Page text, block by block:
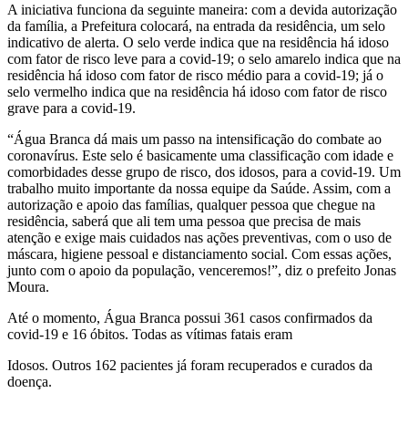
A iniciativa funciona da seguinte maneira: com a devida autorização
da família, a Prefeitura colocará, na entrada da residência, um selo
indicativo de alerta. O selo verde indica que na residência há idoso
com fator de risco leve para a covid-19; o selo amarelo indica que na
residência há idoso com fator de risco médio para a covid-19; já o
selo vermelho indica que na residência há idoso com fator de risco
grave para a covid-19.
“Água Branca dá mais um passo na intensificação do combate ao
coronavírus. Este selo é basicamente uma classificação com idade e
comorbidades desse grupo de risco, dos idosos, para a covid-19. Um
trabalho muito importante da nossa equipe da Saúde. Assim, com a
autorização e apoio das famílias, qualquer pessoa que chegue na
residência, saberá que ali tem uma pessoa que precisa de mais
atenção e exige mais cuidados nas ações preventivas, com o uso de
máscara, higiene pessoal e distanciamento social. Com essas ações,
junto com o apoio da população, venceremos!”, diz o prefeito Jonas
Moura.
Até o momento, Água Branca possui 361 casos confirmados da
covid-19 e 16 óbitos. Todas as vítimas fatais eram
Idosos. Outros 162 pacientes já foram recuperados e curados da
doença.